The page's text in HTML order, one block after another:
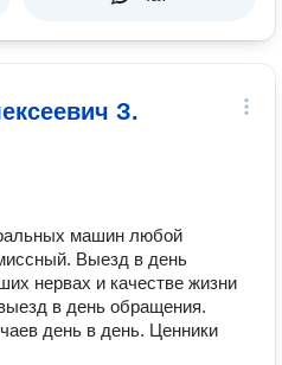
З.
машин любой
Выезд в день
нервах и качестве жизни
в день обращения.
день в день. Ценники